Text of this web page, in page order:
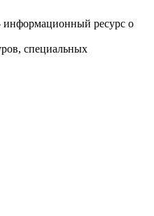
информационный ресурс о
специальных